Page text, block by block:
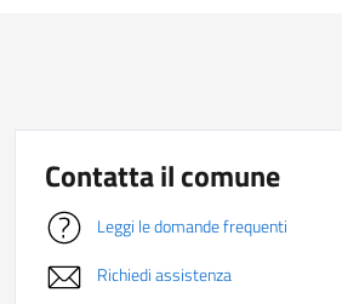
Contatta il comune
Leggi le domande frequenti
Richiedi assistenza